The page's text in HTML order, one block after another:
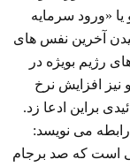
«ورود سرمایه
آخرین نفس های
رژیم بویژه در
نیز افزایش نرخ
براین ادعا زد.
در این رابطه می نویسد:
است که صد برجام